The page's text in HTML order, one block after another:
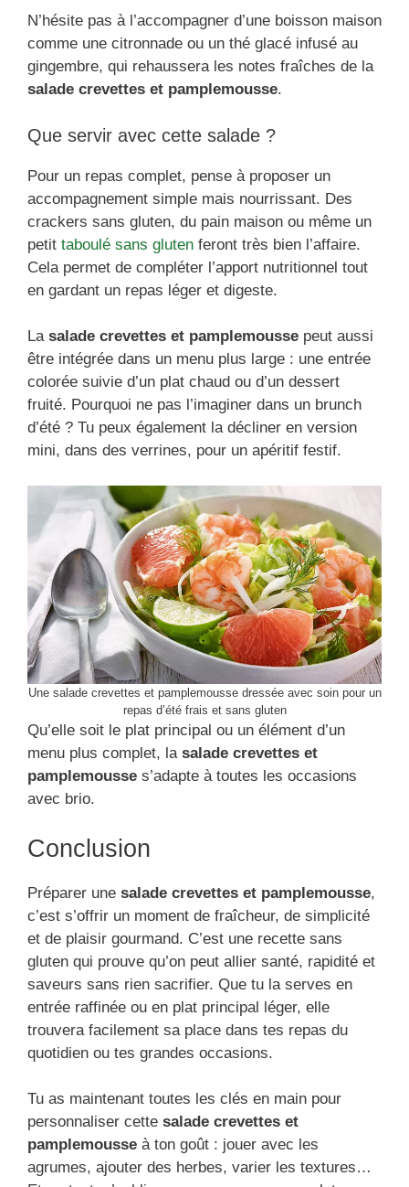
N’hésite pas à l’accompagner d’une boisson maison
comme une citronnade ou un thé glacé infusé au
gingembre, qui rehaussera les notes fraîches de la
salade crevettes et pamplemousse.
Que servir avec cette salade ?
Pour un repas complet, pense à proposer un
accompagnement simple mais nourrissant. Des
crackers sans gluten, du pain maison ou même un
petit taboulé sans gluten feront très bien l’affaire.
Cela permet de compléter l’apport nutritionnel tout
en gardant un repas léger et digeste.
La salade crevettes et pamplemousse peut aussi
être intégrée dans un menu plus large : une entrée
colorée suivie d’un plat chaud ou d’un dessert
fruité. Pourquoi ne pas l’imaginer dans un brunch
d’été ? Tu peux également la décliner en version
mini, dans des verrines, pour un apéritif festif.
Une salade crevettes et pamplemousse dressée avec soin pour un
repas d’été frais et sans gluten
Qu’elle soit le plat principal ou un élément d’un
menu plus complet, la salade crevettes et
pamplemousse s’adapte à toutes les occasions
avec brio.
Conclusion
Préparer une salade crevettes et pamplemousse,
c’est s’offrir un moment de fraîcheur, de simplicité
et de plaisir gourmand. C’est une recette sans
gluten qui prouve qu’on peut allier santé, rapidité et
saveurs sans rien sacrifier. Que tu la serves en
entrée raffinée ou en plat principal léger, elle
trouvera facilement sa place dans tes repas du
quotidien ou tes grandes occasions.
Tu as maintenant toutes les clés en main pour
personnaliser cette salade crevettes et
pamplemousse à ton goût : jouer avec les
agrumes, ajouter des herbes, varier les textures…